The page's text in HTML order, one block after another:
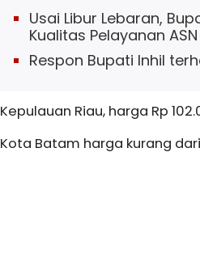
Usai Libur Lebaran,
Kualitas Pelayanan
Respon Bupati Inhil
Kepulauan Riau, harga Rp
Kota Batam harga kurang